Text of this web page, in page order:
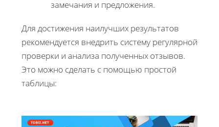
замечания и предложения.
Для достижения наилучших результатов
рекомендуется внедрить систему регулярной
проверки и анализа полученных отзывов.
Это можно сделать с помощью простой
таблицы: